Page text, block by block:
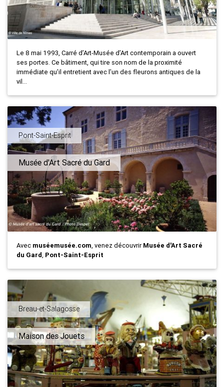
Le 8 mai 1993, Carré d’Art-Musée d’Art contemporain a ouvert
ses portes. Ce bâtiment, qui tire son nom de la proximité
immédiate qu’il entretient avec l’un des fleurons antiques de la
vil...
Pont-Saint-Esprit
Musée d'Art Sacré du Gard
Avec muséemusée.com, venez découvrirMusée d'Art Sacré
du Gard, Pont-Saint-Esprit
Breau-et-Salagosse
Maison des Jouets